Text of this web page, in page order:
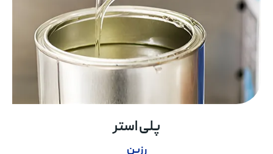
پلی استر
رزین